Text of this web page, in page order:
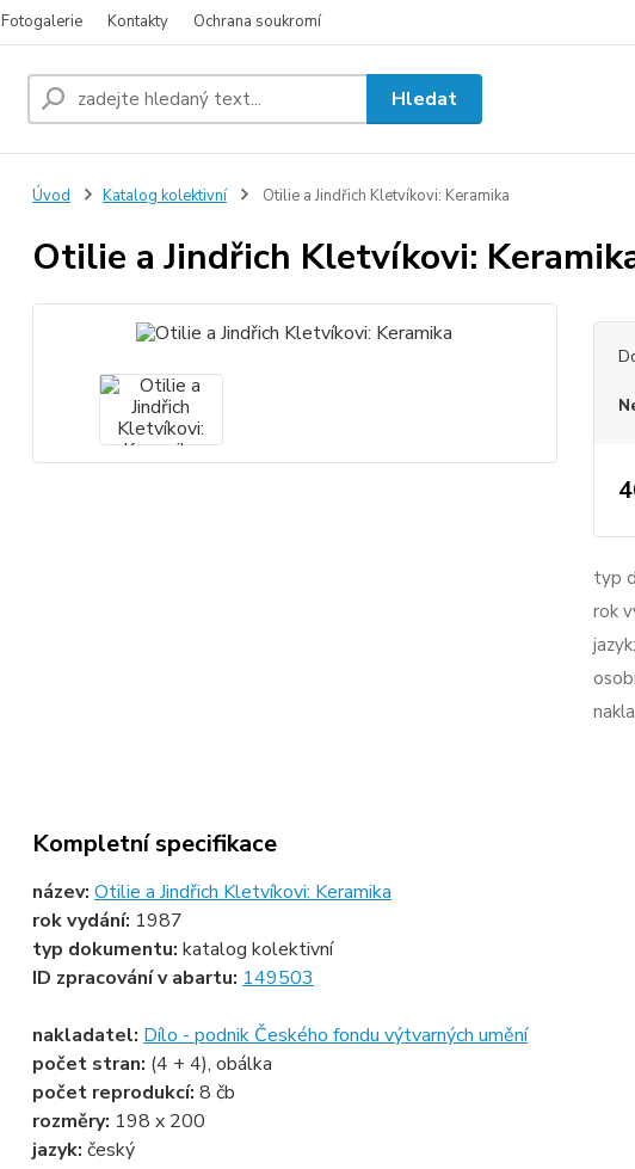
Fotogalerie Kontakty Ochrana soukromí
Hledat
Úvod Katalog kolektivní Otilie a Jindřich Kletvíkovi: Keramika
Otilie a Jindřich Kletvíkovi:
typ
rok
jazyk:
Kompletní specifikace
název: Otilie a Jindřich Kletvíkovi: Keramika
rok vydání: 1987
typ dokumentu: katalog kolektivní
ID zpracování v abartu: 149503
nakladatel: Dílo - podnik Českého fondu výtvarných umění
počet stran: (4 + 4), obálka
počet reprodukcí: 8 čb
rozměry: 198 x 200
jazyk: český